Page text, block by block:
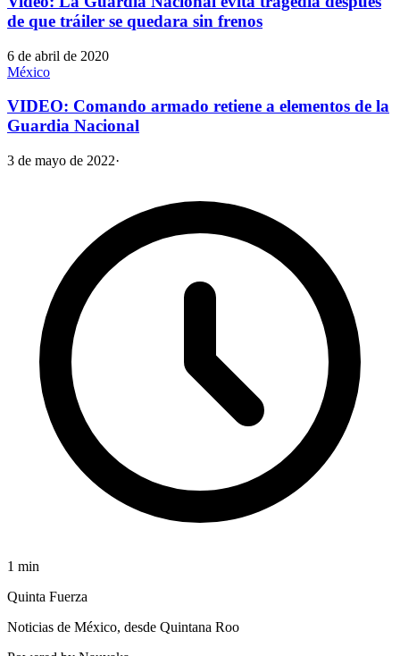
de que tráiler se quedara sin frenos
6 de abril de 2020
México
VIDEO: Comando armado retiene a elementos de la
Guardia Nacional
3 de mayo de 2022·
1 min
Quinta Fuerza
Noticias de México, desde Quintana Roo